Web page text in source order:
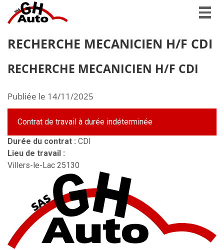
RECHERCHE MECANICIEN H/F CDI
RECHERCHE MECANICIEN H/F CDI
Publiée le 14/11/2025
Contrat de travail à durée indéterminée
Durée du contrat : CDI
Lieu de travail :
Villers-le-Lac 25130